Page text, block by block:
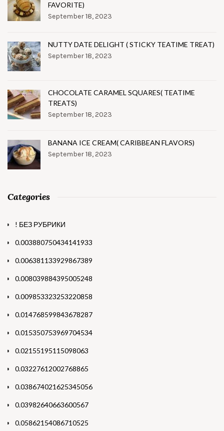
FAVORITE)
September 18, 2023
NUTTY DATE DELIGHT ( STICKY TEATIME TREAT)
September 18, 2023
CHOCOLATE CARAMEL SQUARES( TEATIME
TREATS)
September 18, 2023
BANANA ICE CREAM( CARIBBEAN FLAVORS)
September 18, 2023
Categories
! БЕЗ РУБРИКИ
0.003880750434141933
0.006381133929867389
0.008039884395005248
0.009853323253220858
0.014768599843678287
0.015350753969704534
0.02155195115098063
0.03227612002768865
0.038674021625345056
0.03982640663600567
0.05862154086710525